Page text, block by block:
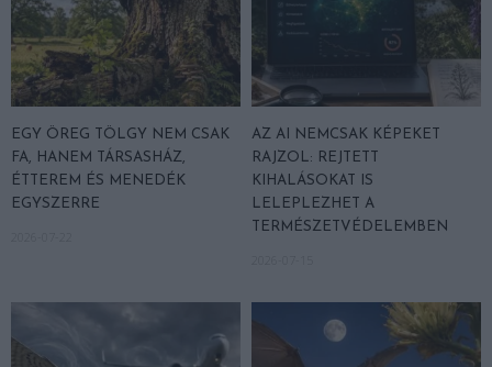
EGY ÖREG TÖLGY NEM CSAK
FA, HANEM TÁRSASHÁZ,
ÉTTEREM ÉS MENEDÉK
EGYSZERRE
AZ AI NEMCSAK KÉPEKET
RAJZOL: REJTETT
KIHALÁSOKAT IS
LELEPLEZHET A
TERMÉSZETVÉDELEMBEN